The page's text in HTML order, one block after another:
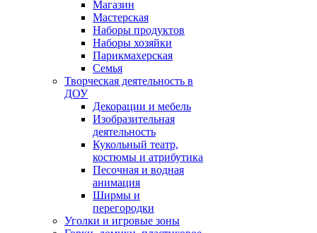
Магазин
Мастерская
Наборы продуктов
Наборы хозяйки
Парикмахерская
Семья
Творческая деятельность в
ДОУ
Декорации и мебель
Изобразительная
деятельность
Кукольный театр,
костюмы и атрибутика
Песочная и водная
анимация
Ширмы и
перегородки
Уголки и игровые зоны